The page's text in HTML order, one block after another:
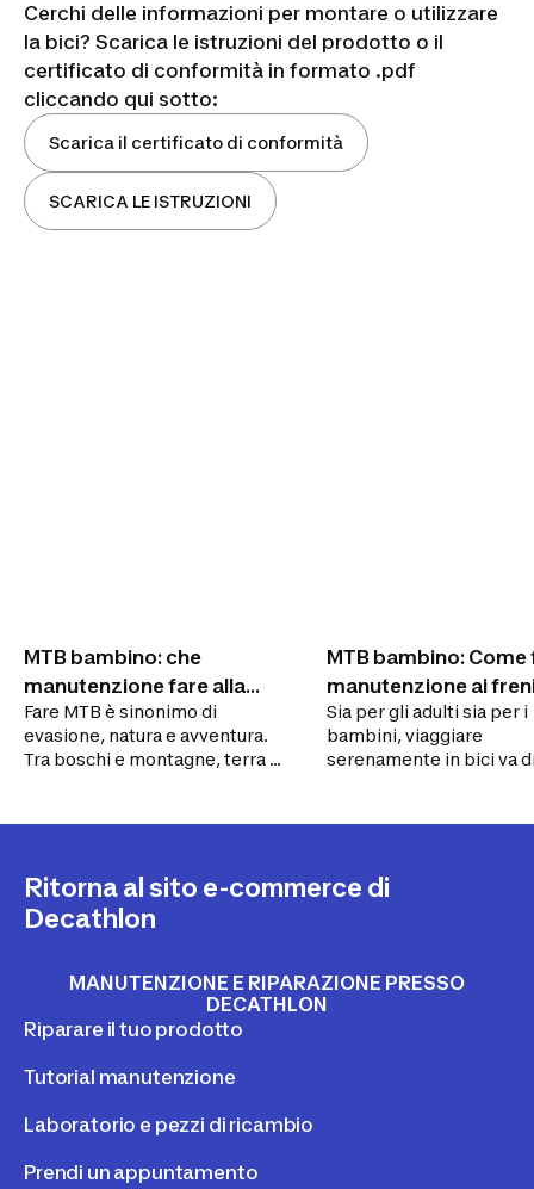
Cerchi delle informazioni per montare o utilizzare
la bici? Scarica le istruzioni del prodotto o il
certificato di conformità in formato .pdf
cliccando qui sotto:
Scarica il certificato di conformità
SCARICA LE ISTRUZIONI
MTB bambino: che
manutenzione fare alla
MTB dopo un'uscita?
Fare MTB è sinonimo di
evasione, natura e avventura.
Tra boschi e montagne, terra e
una volta rientrati? Come
manutenzione della catena
della MTB? Come pulire bene
la MTB adulto e la MTB
MTB bambino: Come
manutenzione ai
Sia per gli adulti sia per i
bambini, viaggiare
serenamente in bici va
controllarli una volta
Ma cosa si deve
esattamente? Quali
affronteranno i
Ritorna al sito e-commerce di
Decathlon
MANUTENZIONE E RIPARAZIONE PRESSO
DECATHLON
Riparare il tuo prodotto
Tutorial manutenzione
Laboratorio e pezzi di ricambio
Prendi un appuntamento